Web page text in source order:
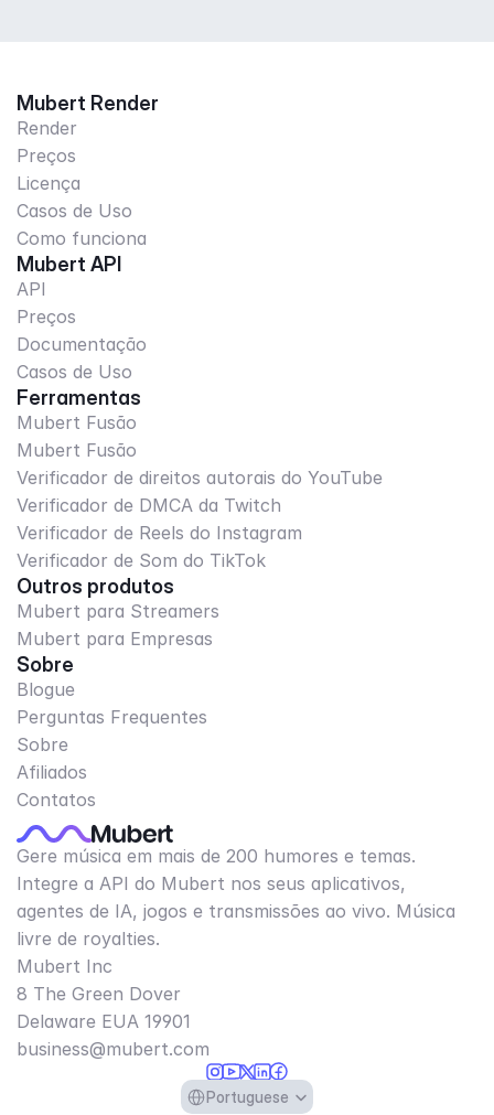
Mubert Render
Render
Preços
Licença
Casos de Uso
Como funciona
Mubert API
API
Preços
Documentação
Casos de Uso
Ferramentas
Mubert Fusão
Mubert Fusão
Verificador de direitos autorais do YouTube
Verificador de DMCA da Twitch
Verificador de Reels do Instagram
Verificador de Som do TikTok
Outros produtos
Mubert para Streamers
Mubert para Empresas
Sobre
Blogue
Perguntas Frequentes
Sobre
Afiliados
Contatos
Gere música em mais de 200 humores e temas.
Integre a API do Mubert nos seus aplicativos,
agentes de IA, jogos e transmissões ao vivo. Música
livre de royalties.
Mubert Inc
8 The Green Dover
Delaware EUA 19901​
business@mubert.com
Select Language
Portuguese